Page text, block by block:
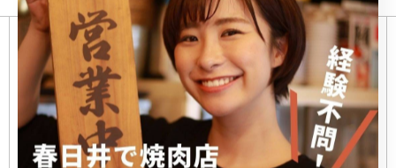
仕事選びに役立つ職種別情報の公開
求人一覧
現在公開している職種を一覧でご紹介しておりま